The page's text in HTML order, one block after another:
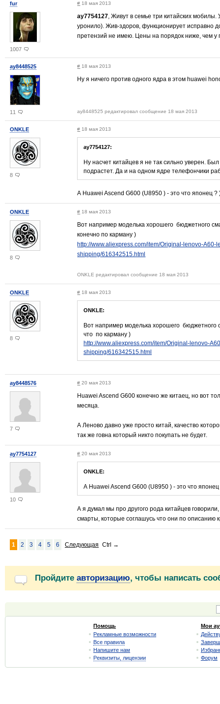
fur
1007
# 18 мая 2013
ay7754127, Живут в семье три китайских
уронило). Жив-здоров, функционирует исправно
претензий не имею. Цены на порядок ниже, чем
ay8448525
11
# 18 мая 2013
Ну я ничего против одного ядра в этом huawei
ay8448525 редактировал сообщение 18 мая 2013
ONKLE
8
# 18 мая 2013
ay7754127:
Ну насчет китайцев я не так сильно уверен.
подрастет. Да и на одном ядре телефончики
А Huawei Ascend G600 (U8950 ) - это что японец ?
ONKLE
8
# 18 мая 2013
Вот например моделька хорошего бюджетного
конечно по карману )
http://www.aliexpress.com/item/Original-lenovo-
shipping/616342515.html
ONKLE редактировал сообщение 18 мая 2013
ONKLE
8
# 18 мая 2013
ONKLE:
Вот например моделька хорошего бюджетного
что по карману )
http://www.aliexpress.com/item/Original-lenovo-
shipping/616342515.html
ay8448576
7
# 20 мая 2013
Huawei Ascend G600 конечно же китаец, но вот
месяца.
А Леново давно уже просто китай, качество
так же говна который никто покупать не будет.
ay7754127
10
# 20 мая 2013
ONKLE:
А Huawei Ascend G600 (U8950 ) - это что японец
А я думал мы про другого рода китайцев
смарты, которые соглашусь что они по описанию
1 2 3 4 5 6 Следующая Ctrl →
Пройдите авторизацию, чтобы написать
Помощь
Рекламные возможности
Все правила
Напишите нам
Реквизиты, лицензии
Мои
Форум